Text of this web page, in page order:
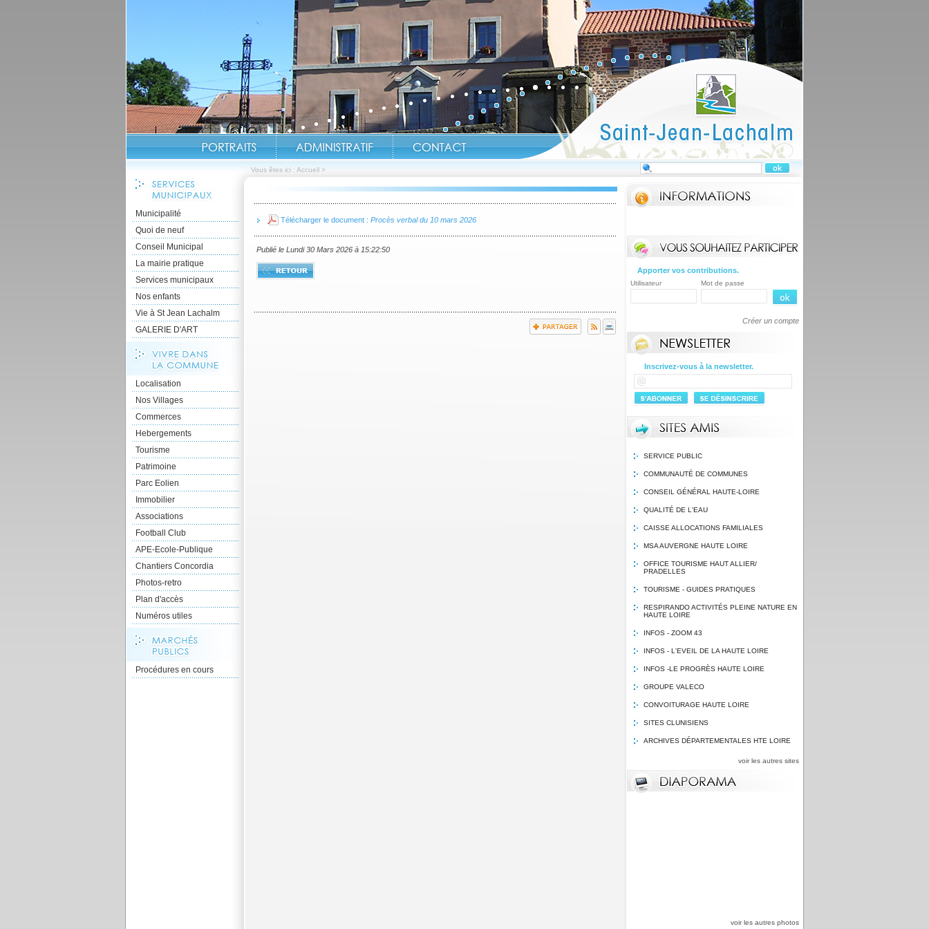
Vous êtes ici : Accueil >
Municipalité
Quoi de neuf
Conseil Municipal
La mairie pratique
Services municipaux
Nos enfants
Vie à St Jean Lachalm
GALERIE D'ART
Localisation
Nos Villages
Commerces
Hebergements
Tourisme
Patrimoine
Parc Eolien
Immobilier
Associations
Football Club
APE-Ecole-Publique
Chantiers Concordia
Photos-retro
Plan d'accès
Numéros utiles
Procédures en cours
Télécharger le document : Procès verbal du 10 mars 2026
Publié le Lundi 30 Mars 2026 à 15:22:50
Apporter vos contributions.
Utilisateur Mot de passe
Créer un compte
Inscrivez-vous à la newsletter.
SERVICE PUBLIC
COMMUNAUTÉ DE COMMUNES
CONSEIL GÉNÉRAL HAUTE-LOIRE
QUALITÉ DE L'EAU
CAISSE ALLOCATIONS FAMILIALES
MSA AUVERGNE HAUTE LOIRE
OFFICE TOURISME HAUT ALLIER/
PRADELLES
TOURISME - GUIDES PRATIQUES
RESPIRANDO ACTIVITÉS PLEINE NATURE EN
HAUTE LOIRE
INFOS - ZOOM 43
INFOS - L'EVEIL DE LA HAUTE LOIRE
INFOS -LE PROGRÈS HAUTE LOIRE
GROUPE VALECO
CONVOITURAGE HAUTE LOIRE
SITES CLUNISIENS
ARCHIVES DÉPARTEMENTALES HTE LOIRE
voir les autres sites
voir les autres photos